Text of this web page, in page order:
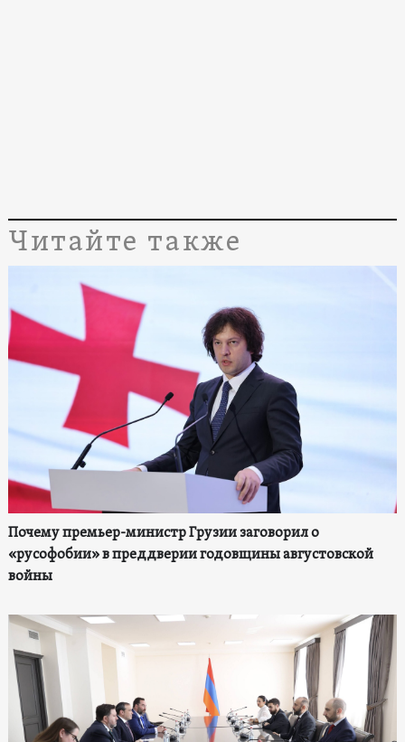
Читайте также
Почему премьер-министр Грузии заговорил о
«русофобии» в преддверии годовщины августовской
войны